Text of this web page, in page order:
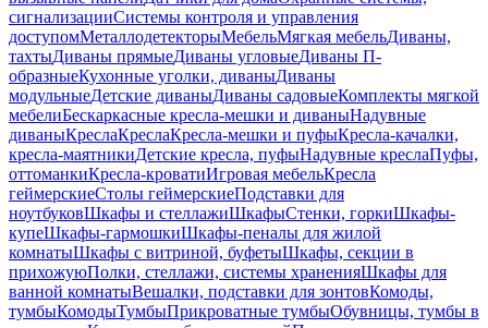
сигнализацииСистемы контроля и управления
доступомМеталлодетекторыМебельМягкая мебельДиваны,
тахтыДиваны прямыеДиваны угловыеДиваны П-
образныеКухонные уголки, диваныДиваны
модульныеДетские диваныДиваны садовыеКомплекты мягкой
мебелиБескаркасные кресла-мешки и диваныНадувные
диваныКреслаКреслаКресла-мешки и пуфыКресла-качалки,
кресла-маятникиДетские кресла, пуфыНадувные креслаПуфы,
оттоманкиКресла-кроватиИгровая мебельКресла
геймерскиеСтолы геймерскиеПодставки для
ноутбуковШкафы и стеллажиШкафыСтенки, горкиШкафы-
купеШкафы-гармошкиШкафы-пеналы для жилой
комнатыШкафы с витриной, буфетыШкафы, секции в
прихожуюПолки, стеллажи, системы храненияШкафы для
ванной комнатыВешалки, подставки для зонтовКомоды,
тумбыКомодыТумбыПрикроватные тумбыОбувницы, тумбы в